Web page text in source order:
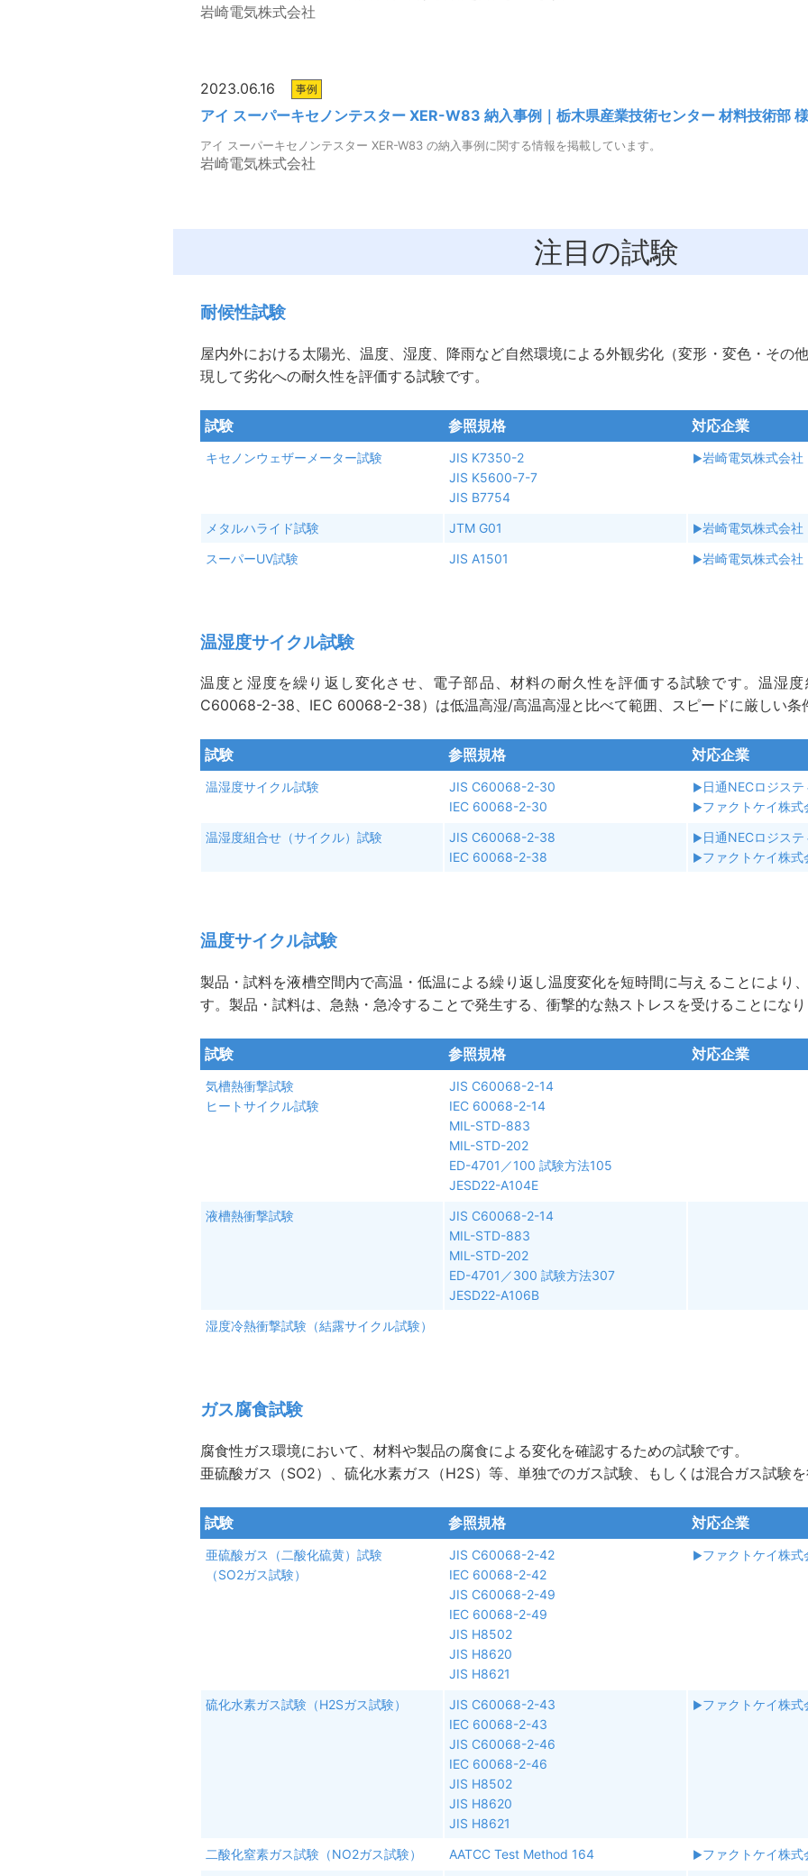
岩崎電気株式会社
2023.06.16 事例
アイ スーパーキセノンテスター XER-W83 納入事例｜栃木県産業技術センター 材料技術部 様
アイ スーパーキセノンテスター XER-W83 の納入事例に関する情報を掲載しています。
岩崎電気株式会社
注目の試験
耐候性試験
屋内外における太陽光、温度、湿度、降雨など自然環境による外観劣化（変形・変色・その
現して劣化への耐久性を評価する試験です。
試験 参照規格 対応企業
キセノンウェザーメーター試験
JIS K7350-2
JIS K5600-7-7
JIS B7754
岩崎電気株式会社
メタルハライド試験 JTM G01
岩崎電気株式会社
スーパーUV試験
JIS A1501 岩崎電気株式会社
温湿度サイクル試験
温度と湿度を繰り返し変化させ、電子部品、材料の耐久性を評価する試験です。温湿
C60068-2-38、IEC 60068-2-38）は低温高湿/高温高湿と比べて範囲、スピードに厳しい条
試験 参照規格 対応企業
温湿度サイクル試験
JIS C60068-2-30
IEC 60068-2-30
日通NECロジス
ファクトケイ株式
温湿度組合せ（サイクル）試験
JIS C60068-2-38
IEC 60068-2-38
日通NECロジス
ファクトケイ株式
温度サイクル試験
製品・試料を液槽空間内で高温・低温による繰り返し温度変化を短時間に与えることにより
す。製品・試料は、急熱・急冷することで発生する、衝撃的な熱ストレスを受けることにな
試験 参照規格 対応企業
気槽熱衝撃試験
ヒートサイクル試験
JIS C60068-2-14
IEC 60068-2-14
MIL-STD-883
MIL-STD-202
ED-4701／100 試験方法105
JESD22-A104E
液槽熱衝撃試験
JIS C60068-2-14
MIL-STD-883
MIL-STD-202
ED-4701／300 試験方法307
JESD22-A106B
湿度冷熱衝撃試験（結露サイクル試験）
ガス腐食試験
腐食性ガス環境において、材料や製品の腐食による変化を確認するための試験です。
亜硫酸ガス（SO2）、硫化水素ガス（H2S）等、単独でのガス試験、もしくは混合ガス試験
試験 参照規格 対応企業
亜硫酸ガス（二酸化硫黄）試験
（SO2ガス試験）
JIS C60068-2-42
IEC 60068-2-42
JIS C60068-2-49
IEC 60068-2-49
JIS H8502
JIS H8620
JIS H8621
ファクトケイ株式
硫化水素ガス試験（H2Sガス試験）
JIS C60068-2-43
IEC 60068-2-43
JIS C60068-2-46
IEC 60068-2-46
JIS H8502
JIS H8620
JIS H8621
ファクトケイ株式
二酸化窒素ガス試験（NO2ガス試験） AATCC Test Method 164 ファクトケイ株式